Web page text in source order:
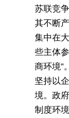
苏联竞
其不断
集中在
些主体
商环境”
坚持以
境。政
制度环